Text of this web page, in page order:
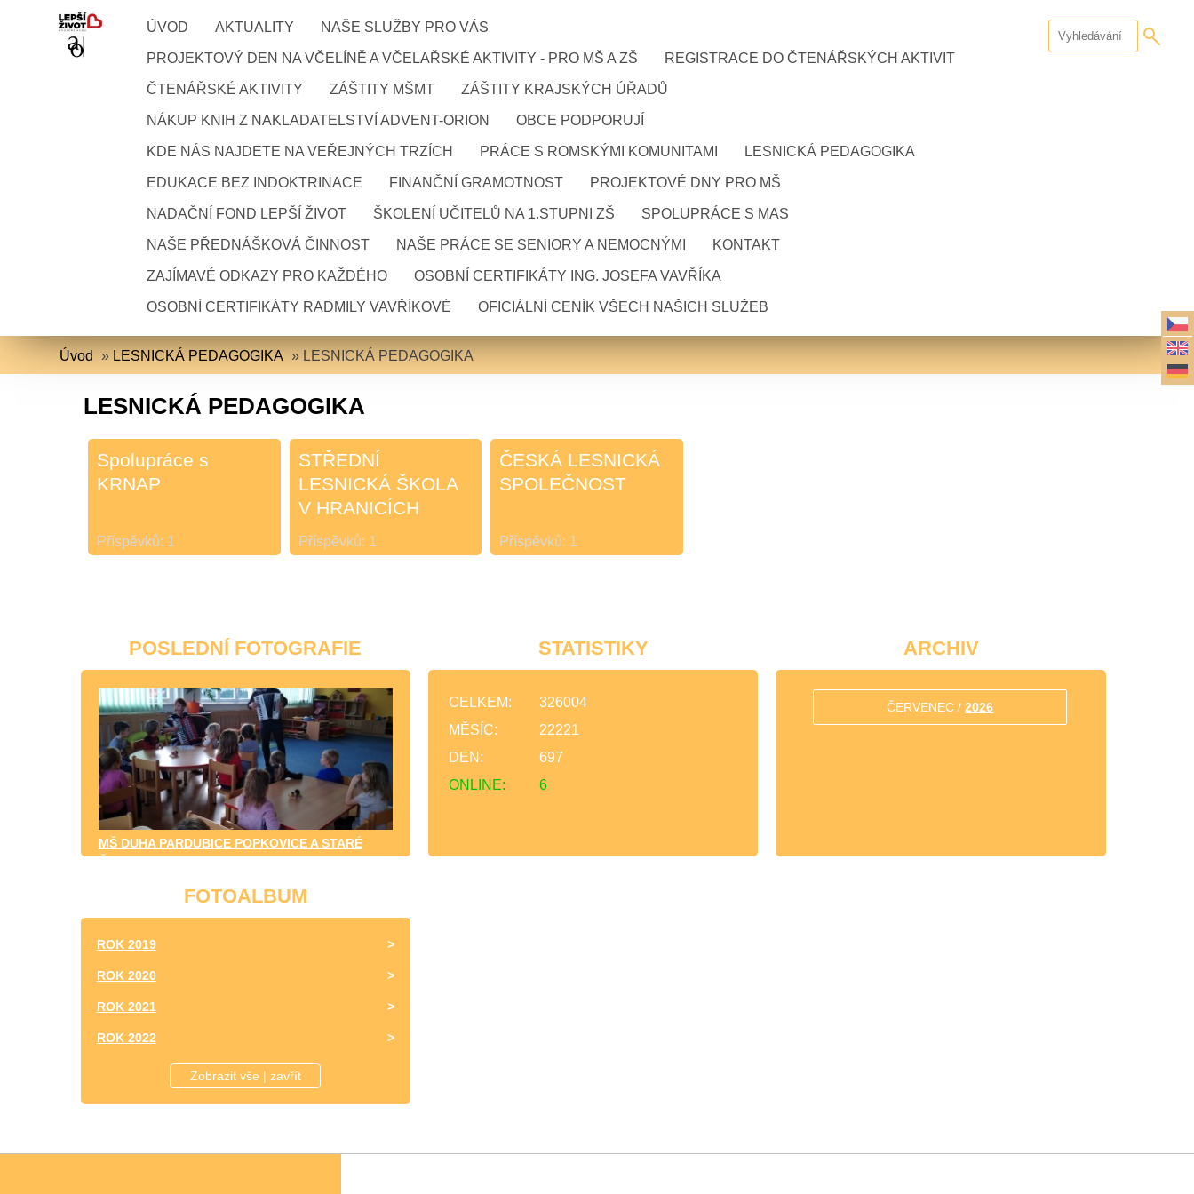
ÚVOD AKTUALITY NAŠE SLUŽBY PRO VÁS
PROJEKTOVÝ DEN NA VČELÍNĚ A VČELAŘSKÉ AKTIVITY - PRO MŠ A ZŠ REGISTRACE DO ČTENÁŘSKÝCH AKTIVIT
ČTENÁŘSKÉ AKTIVITY ZÁŠTITY MŠMT ZÁŠTITY KRAJSKÝCH ÚŘADŮ
NÁKUP KNIH Z NAKLADATELSTVÍ ADVENT-ORION OBCE PODPORUJÍ
KDE NÁS NAJDETE NA VEŘEJNÝCH TRZÍCH PRÁCE S ROMSKÝMI KOMUNITAMI LESNICKÁ PEDAGOGIKA
EDUKACE BEZ INDOKTRINACE FINANČNÍ GRAMOTNOST PROJEKTOVÉ DNY PRO MŠ
NADAČNÍ FOND LEPŠÍ ŽIVOT ŠKOLENÍ UČITELŮ NA 1.STUPNI ZŠ SPOLUPRÁCE S MAS
NAŠE PŘEDNÁŠKOVÁ ČINNOST NAŠE PRÁCE SE SENIORY A NEMOCNÝMI KONTAKT
ZAJÍMAVÉ ODKAZY PRO KAŽDÉHO OSOBNÍ CERTIFIKÁTY ING. JOSEFA VAVŘÍKA
OSOBNÍ CERTIFIKÁTY RADMILY VAVŘÍKOVÉ OFICIÁLNÍ CENÍK VŠECH NAŠICH SLUŽEB
Úvod » LESNICKÁ PEDAGOGIKA » LESNICKÁ PEDAGOGIKA
LESNICKÁ PEDAGOGIKA
Spolupráce s
KRNAP
Příspěvků: 1
STŘEDNÍ
LESNICKÁ ŠKOLA
V HRANICÍCH
Příspěvků: 1
ČESKÁ LESNICKÁ
SPOLEČNOST
Příspěvků: 1
POSLEDNÍ FOTOGRAFIE
MŠ DUHA PARDUBICE POPKOVICE A STARÉ
ČIVICE
STATISTIKY
ONLINE: 6
CELKEM:
326004
MĚSÍC:
22221
DEN:
697
ARCHIV
ČERVENEC /2026
FOTOALBUM
ROK 2019
ROK 2020
ROK 2021
ROK 2022
Zobrazit vše | zavřít